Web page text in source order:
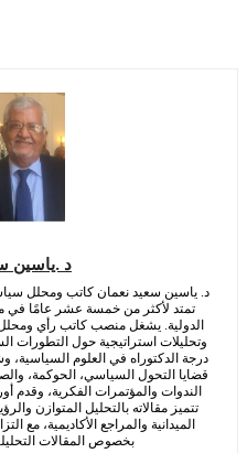
د .ياسين سعيد
سعيد نعمان كاتب ومحلل سياسي يمني،
لأكثر من خمسة عشر عامًا في مجالي
يشغل منصب كاتب رأي ومحلل في
استراتيجية حول التطورات السياسية
الدكتوراه في العلوم السياسية، وشارك في
التحول السياسي، الحوكمة، والصراعات
والمؤتمرات الفكرية، وقدم أوراقًا
مقالاته بالتحليل المتوازن والرؤية
والمراجع الأكاديمية، مع التزام واضح
بخصوص المقالات التحليلية أو